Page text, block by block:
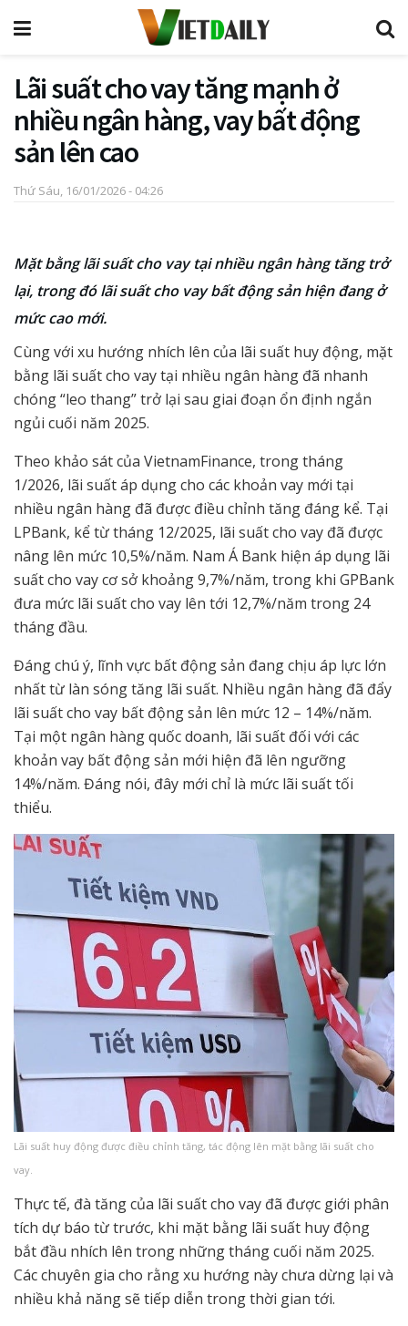
Lãi suất cho vay tăng mạnh ở
nhiều ngân hàng, vay bất động
sản lên cao
Thứ Sáu, 16/01/2026 - 04:26
Mặt bằng lãi suất cho vay tại nhiều ngân hàng tăng trở
lại, trong đó lãi suất cho vay bất động sản hiện đang ở
mức cao mới.
Cùng với xu hướng nhích lên của lãi suất huy động, mặt
bằng lãi suất cho vay tại nhiều ngân hàng đã nhanh
chóng “leo thang” trở lại sau giai đoạn ổn định ngắn
ngủi cuối năm 2025.
Theo khảo sát của VietnamFinance, trong tháng
1/2026, lãi suất áp dụng cho các khoản vay mới tại
nhiều ngân hàng đã được điều chỉnh tăng đáng kể. Tại
LPBank, kể từ tháng 12/2025, lãi suất cho vay đã được
nâng lên mức 10,5%/năm. Nam Á Bank hiện áp dụng lãi
suất cho vay cơ sở khoảng 9,7%/năm, trong khi GPBank
đưa mức lãi suất cho vay lên tới 12,7%/năm trong 24
tháng đầu.
Đáng chú ý, lĩnh vực bất động sản đang chịu áp lực lớn
nhất từ làn sóng tăng lãi suất. Nhiều ngân hàng đã đẩy
lãi suất cho vay bất động sản lên mức 12 – 14%/năm.
Tại một ngân hàng quốc doanh, lãi suất đối với các
khoản vay bất động sản mới hiện đã lên ngưỡng
14%/năm. Đáng nói, đây mới chỉ là mức lãi suất tối
thiểu.
Lãi suất huy động được điều chỉnh tăng, tác động lên mặt bằng lãi suất cho
vay.
Thực tế, đà tăng của lãi suất cho vay đã được giới phân
tích dự báo từ trước, khi mặt bằng lãi suất huy động
bắt đầu nhích lên trong những tháng cuối năm 2025.
Các chuyên gia cho rằng xu hướng này chưa dừng lại và
nhiều khả năng sẽ tiếp diễn trong thời gian tới.